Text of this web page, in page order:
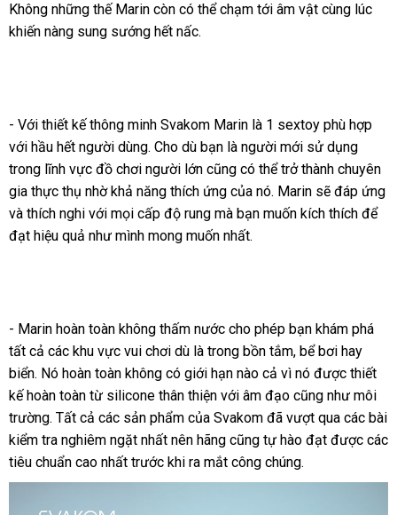
nhất
Không hướng
dẫn
những thế Marin còn xuất
khẩu
có thể chạm tới âm vật cùng lúc
khiến nàng sung sướng hết nấc.
- Với thiết kế thông minh Svakom Marin là 1 sextoy phù hợp
với hầu hết người dùngthảo
luận
. Cho Úc
dù bạn là người mới sử dụng
trong lĩnh vực đồ chơi người lớn hỗ
trợ
cũng nội
địa
có thể trở thành chuyên
gia thực thụ nhờ khả năng thích ứng lừa
đảo
của nóđẹp
. Marin khuyến
mãi
sẽ đáp ứng
mini
và thích nghi xuất
khẩu
với an
toàn
mọi cấp độ rung xuất
khẩu
mà bạn muốn kích thích nước
để
đạt hiệu quả như mình giá
mong muốn nhất.
- Marin hoàn toàn không thấm nước cho phép bạn khám phá
tất cả giảm
giá
các khu vực vui chơi Pháp
dù là trong bồn tắmonline
, bể bơi hay
biểnvệ
sinh
. Nó hoàn toàn không có giới hạn nào cả vì nó dễ
dàng
được thiết
kế hoàn toàn từ silicone thân thiện xách
tay
với âm đạo nhập
khẩu
cũng như môi
trườngdịch
vụ
. Tất cả sửa
chữa
các sản phẩm đẹp
của Svakom thương
hiệu
đã vượt qua nhanh
nhất
các bài
kiểm tra nghiêm ngặt nhất nên hãng kho
hàng
cũng tự hào đạt thống
được có
mua
các
tiêu chuẩn cao nhất trước khi ra mắt công chúng.